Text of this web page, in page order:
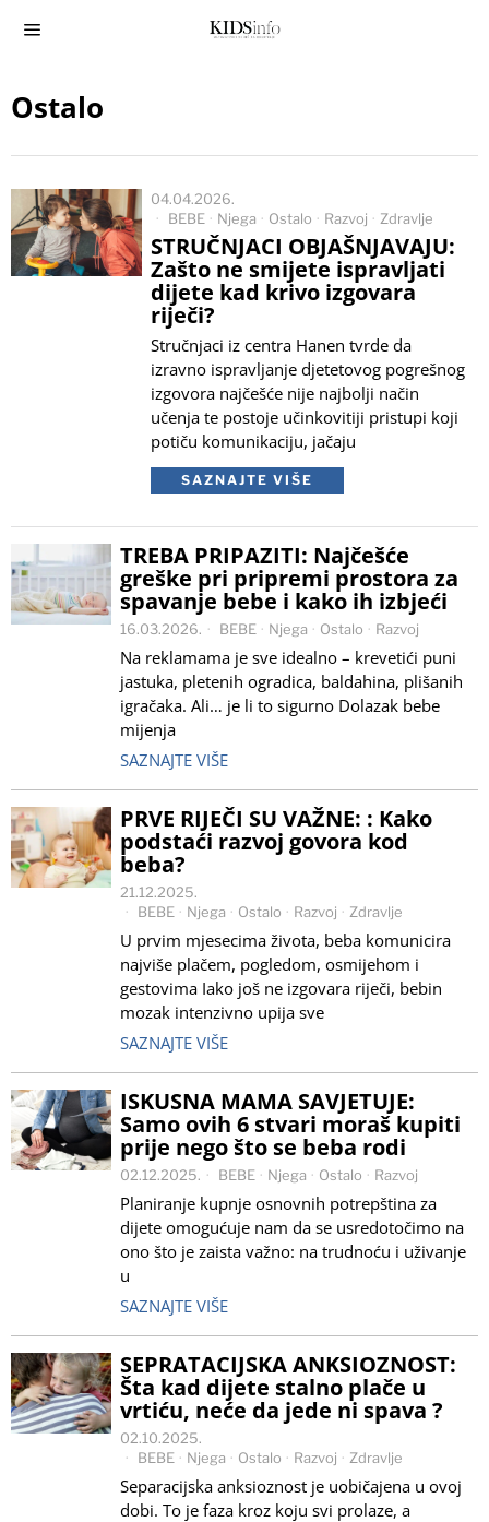
Ostalo
04.04.2026.
BEBE · Njega · Ostalo · Razvoj · Zdravlje
STRUČNJACI OBJAŠNJAVAJU:
Zašto ne smijete ispravljati
dijete kad krivo izgovara
riječi?
Stručnjaci iz centra Hanen tvrde da
izravno ispravljanje djetetovog pogrešnog
izgovora najčešće nije najbolji način
učenja te postoje učinkovitiji pristupi koji
potiču komunikaciju, jačaju
SAZNAJTE VIŠE
TREBA PRIPAZITI: Najčešće
greške pri pripremi prostora za
spavanje bebe i kako ih izbjeći
16.03.2026. BEBE · Njega · Ostalo · Razvoj
Na reklamama je sve idealno – krevetići puni
jastuka, pletenih ogradica, baldahina, plišanih
igračaka. Ali… je li to sigurno Dolazak bebe
mijenja
SAZNAJTE VIŠE
PRVE RIJEČI SU VAŽNE: : Kako
podstaći razvoj govora kod
beba?
21.12.2025.
BEBE · Njega · Ostalo · Razvoj · Zdravlje
U prvim mjesecima života, beba komunicira
najviše plačem, pogledom, osmijehom i
gestovima Iako još ne izgovara riječi, bebin
mozak intenzivno upija sve
SAZNAJTE VIŠE
ISKUSNA MAMA SAVJETUJE:
Samo ovih 6 stvari moraš kupiti
prije nego što se beba rodi
02.12.2025. BEBE · Njega · Ostalo · Razvoj
Planiranje kupnje osnovnih potrepština za
dijete omogućuje nam da se usredotočimo na
ono što je zaista važno: na trudnoću i uživanje
u
SAZNAJTE VIŠE
SEPRATACIJSKA ANKSIOZNOST:
Šta kad dijete stalno plače u
vrtiću, neće da jede ni spava ?
02.10.2025.
BEBE · Njega · Ostalo · Razvoj · Zdravlje
Separacijska anksioznost je uobičajena u ovoj
dobi. To je faza kroz koju svi prolaze, a